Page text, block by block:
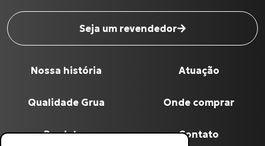
Seja um revendedor
Nossa história
Qualidade Grua
Produtos
Atuação
Onde comprar
Contato
Digite seu Email *